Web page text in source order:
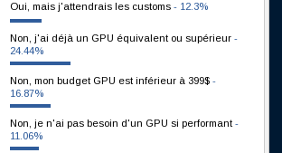
Oui, mais j'attendrais les customs - 12.3%
Non, j'ai déjà un GPU équivalent ou supérieur -
24.44%
Non, mon budget GPU est inférieur à 399$ -
16.87%
Non, je n'ai pas besoin d'un GPU si performant -
11.06%